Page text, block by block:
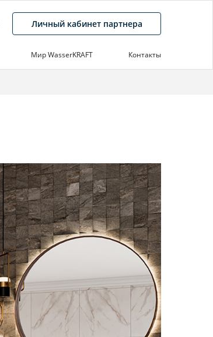
Личный кабинет партнера
Мир WasserKRAFT Контакты